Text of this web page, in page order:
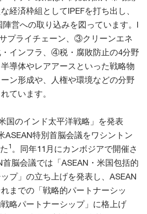
経済枠組としてIPEFを打ち出し、
陣営への取り込みを図っています。I
プライチェーン、③クリーンエネ
インフラ、④税・腐敗防止の4分野
導体やレアアースといった戦略物
ン形成や、人権や環境などの分野
ています。
国のインド太平洋戦略」を発表
ASEAN特別首脳会議をワシントン
1。同年11月にカンボジアで開催さ
脳会議では「ASEAN・米国包括的
プ」の立ち上げを発表し、ASEAN
までの「戦略的パートナーシッ
略パートナーシップ」に格上げ